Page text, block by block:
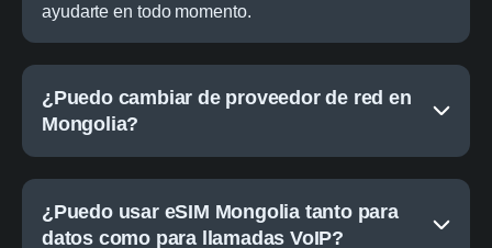
ayudarte en todo momento.
¿Puedo cambiar de proveedor de red en
Mongolia?
¿Puedo usar eSIM Mongolia tanto para
datos como para llamadas VoIP?